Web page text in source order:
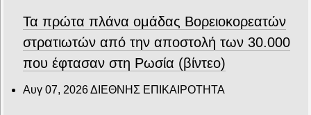
Τα πρώτα πλάνα ομάδας Βορειοκορεατών
στρατιωτών από την αποστολή των 30.000
που έφτασαν στη Ρωσία (βίντεο)
Αυγ 07, 2026ΔΙΕΘΝΗΣ ΕΠΙΚΑΙΡΟΤΗΤΑ